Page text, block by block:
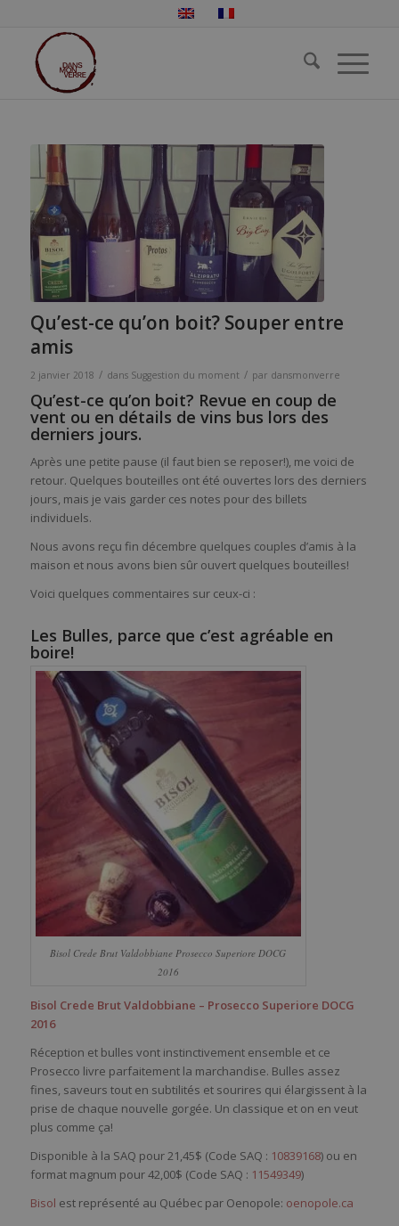
Qu’est-ce qu’on boit? Souper entre
amis
2 janvier 2018 / dans Suggestion du moment / par dansmonverre
Qu’est-ce qu’on boit? Revue en coup de
vent ou en détails de vins bus lors des
derniers jours.
Après une petite pause (il faut bien se reposer!), me voici de
retour. Quelques bouteilles ont été ouvertes lors des derniers
jours, mais je vais garder ces notes pour des billets
individuels.
Nous avons reçu fin décembre quelques couples d’amis à la
maison et nous avons bien sûr ouvert quelques bouteilles!
Voici quelques commentaires sur ceux-ci :
Les Bulles, parce que c’est agréable en
boire!
Bisol Crede Brut Valdobbiane Prosecco Superiore DOCG
2016
Bisol Crede Brut Valdobbiane – Prosecco Superiore DOCG
2016
Réception et bulles vont instinctivement ensemble et ce
Prosecco livre parfaitement la marchandise. Bulles assez
fines, saveurs tout en subtilités et sourires qui élargissent à la
prise de chaque nouvelle gorgée. Un classique et on en veut
plus comme ça!
Disponible à la SAQ pour 21,45$ (Code SAQ : 10839168) ou en
format magnum pour 42,00$ (Code SAQ : 11549349)
Bisol est représenté au Québec par Oenopole: oenopole.ca